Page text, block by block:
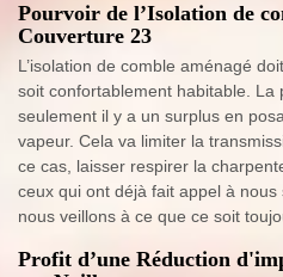
Pourvoir de l’Isolation de
Couverture 23
L’isolation de comble aménagé
soit confortablement habitable. La
seulement il y a un surplus en
vapeur. Cela va limiter la
ce cas, laisser respirer la
ceux qui ont déjà fait appel à nous
nous veillons à ce que ce soit
Profit d’une Réduction